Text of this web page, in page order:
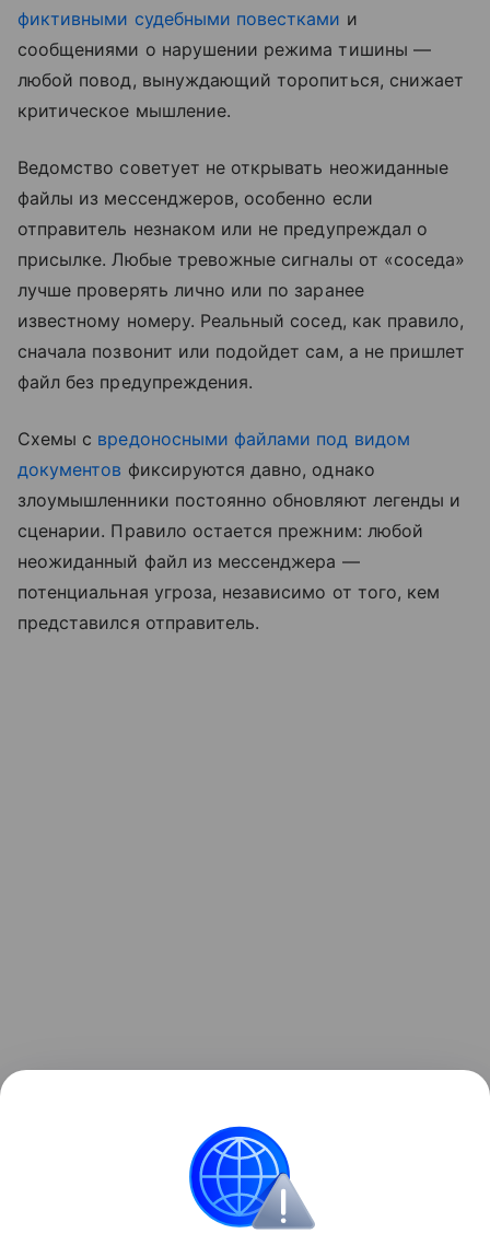
фиктивными судебными повестками и
сообщениями о нарушении режима тишины —
любой повод, вынуждающий торопиться, снижает
критическое мышление.
Ведомство советует не открывать неожиданные
файлы из мессенджеров, особенно если
отправитель незнаком или не предупреждал о
присылке. Любые тревожные сигналы от «соседа»
лучше проверять лично или по заранее
известному номеру. Реальный сосед, как правило,
сначала позвонит или подойдет сам, а не пришлет
файл без предупреждения.
Схемы с вредоносными файлами под видом
документов фиксируются давно, однако
злоумышленники постоянно обновляют легенды и
сценарии. Правило остается прежним: любой
неожиданный файл из мессенджера —
потенциальная угроза, независимо от того, кем
представился отправитель.
через мессенджеры.